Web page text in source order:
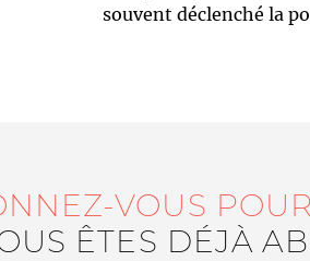
souvent déclenché la
VOUS
ÊTES DÉJÀ